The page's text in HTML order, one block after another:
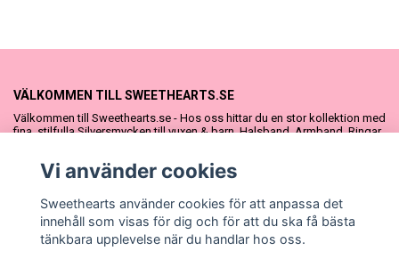
VÄLKOMMEN TILL SWEETHEARTS.SE
Välkommen till Sweethearts.se - Hos oss hittar du en stor kollektion med
fina, stilfulla Silversmycken till vuxen & barn. Halsband, Armband, Ringar
vår söta Sweethearts kolllektion med barnsmycken, tyllkjolar &
Vi använder cookies
Sweethearts använder cookies för att anpassa det
innehåll som visas för dig och för att du ska få bästa
tänkbara upplevelse när du handlar hos oss.